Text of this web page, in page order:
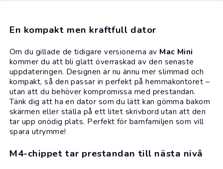
En kompakt men kraftfull dator
Om du gillade de tidigare versionerna av Mac Mini
kommer du att bli glatt överraskad av den senaste
uppdateringen. Designen är nu ännu mer slimmad och
kompakt, så den passar in perfekt på hemmakontoret –
utan att du behöver kompromissa med prestandan.
Tänk dig att ha en dator som du lätt kan gömma bakom
skärmen eller ställa på ett litet skrivbord utan att den
tar upp onödig plats. Perfekt för barnfamiljen som vill
spara utrymme!
M4-chippet tar prestandan till nästa nivå